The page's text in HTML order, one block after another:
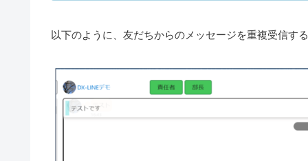
以下のように、友だちからのメッセージを重複受信す